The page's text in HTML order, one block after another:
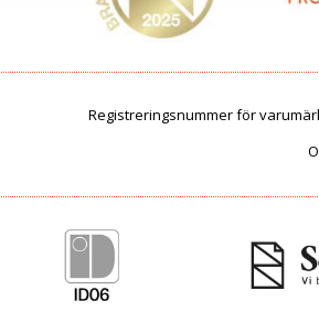
Registreringsnummer för